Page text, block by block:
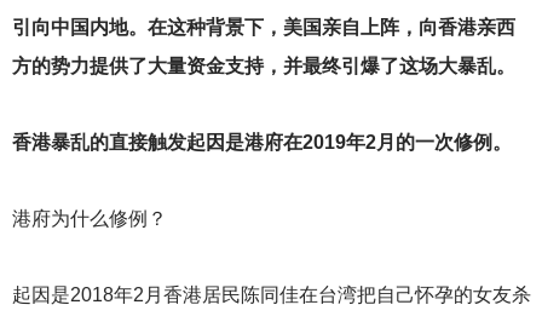
引向中国内地。在这种背景下，美国亲自上阵，向香港亲西
方的势力提供了大量资金支持，并最终引爆了这场大暴乱。
香港暴乱的直接触发起因是港府在2019年2月的一次修例。
港府为什么修例？
起因是2018年2月香港居民陈同佳在台湾把自己怀孕的女友杀